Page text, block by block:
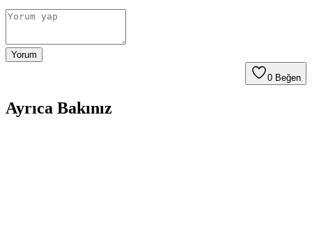
Yorum
0 Beğen
Ayrıca Bakınız